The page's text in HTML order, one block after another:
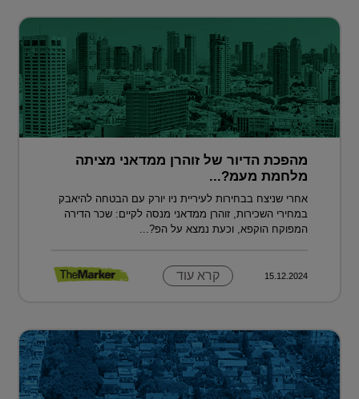
מהפכת הדיור של זוהרן ממדאני מציתה
מלחמת מעמ?...
אחרי שניצח בבחירות לעיריית ניו יורק עם הבטחה להיאבק
במחירי השכירות, זוהרן ממדאני מנסה לקיים: שכר הדירה
המפוקח הוקפא, וכעת נמצא על הפ?...
15.12.2024 קרא עוד